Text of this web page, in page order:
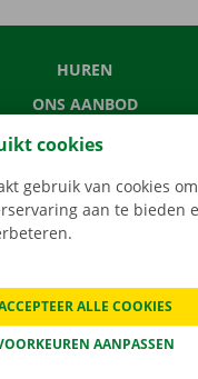
HUREN
ONS AANBOD
ONZE DIENSTEN
APP
CONTACTEER ONS
cookies
gebruik van cookies
aan te bieden
AANPASSEN
ALLE COOKIES